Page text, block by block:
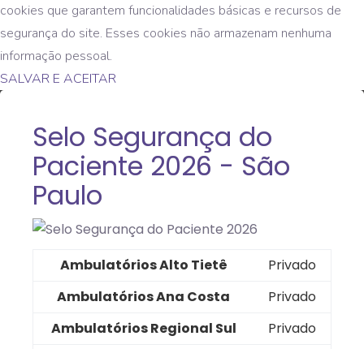
cookies que garantem funcionalidades básicas e recursos de
segurança do site. Esses cookies não armazenam nenhuma
informação pessoal.
SALVAR E ACEITAR
Selo Segurança do
Paciente 2026 - São
Paulo
Ambulatórios Alto Tietê
Privado
Ambulatórios Ana Costa
Privado
Ambulatórios Regional Sul
Privado